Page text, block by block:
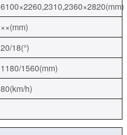
6100×2260,2310,2360×2820(mm)
××(mm)
20/18(°)
1180/1560(mm)
80(km/h)